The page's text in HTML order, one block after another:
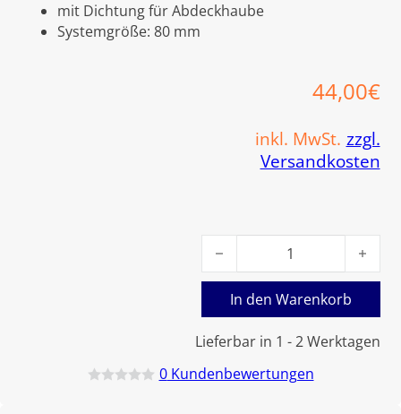
mit Dichtung für Abdeckhaube
Systemgröße: 80 mm
44,00€
inkl. MwSt. zzgl.
Versandkosten
Lieferbar in 1 - 2 Werktagen
Viessmann Austausch-Set
In den Warenkorb
0Kundenbewertungen